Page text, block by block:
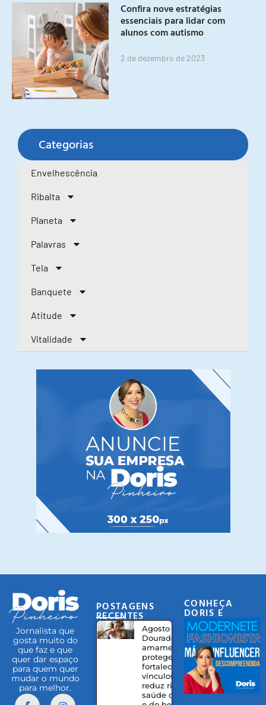
Confira nove estratégias
essenciais para lidar com
alunos com autismo
2 de dezembro de 2023
Categorias
Envelhescência
Ribalta
Planeta
Palavras
Tela
Banquete
Atitude
Vitalidade
Jornalista que
gosta muito do
que faz e que
quer dar espaço
para quem quer
mudar o mundo
para melhor.
POSTAGENS
RECENTES
Agosto
Dourado:
amamentação
protege,
fortalece
vínculos e
reduz riscos à
saúde da mãe
CONHEÇA
DORIS E
EQUIPE